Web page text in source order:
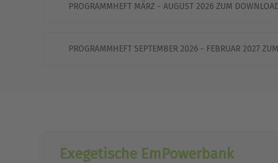
PROGRAMMHEFT MÄRZ - AUGUST 2026 ZUM
PROGRAMMHEFT SEPTEMBER 2026 - FEBRUAR 2027
Exegetische EmPowerbank